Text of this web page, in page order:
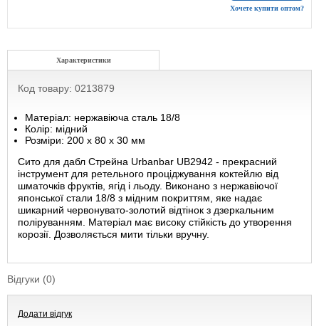
Хочете купити оптом?
Характеристики
Код товару: 0213879
Матеріал: нержавіюча сталь 18/8
Колір: мідний
Розміри: 200 х 80 х 30 мм
Сито для дабл Стрейна Urbanbar UB2942 - прекрасний
інструмент для ретельного проціджування коктейлю від
шматочків фруктів, ягід і льоду. Виконано з нержавіючої
японської стали 18/8 з мідним покриттям, яке надає
шикарний червонувато-золотий відтінок з дзеркальним
поліруванням. Матеріал має високу стійкість до утворення
корозії. Дозволяється мити тільки вручну.
Відгуки (0)
Додати відгук